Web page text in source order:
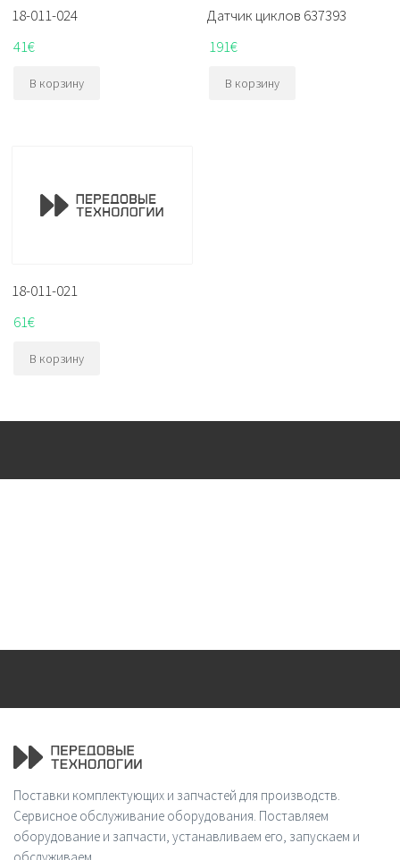
18-011-024
41€
В корзину
Датчик циклов 637393
191€
В корзину
18-011-021
61€
В корзину
Поставки комплектующих и запчастей для производств.
Сервисное обслуживание оборудования. Поставляем
оборудование и запчасти, устанавливаем его, запускаем и